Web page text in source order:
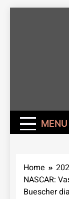
MENU
Home
NASCAR:
Buescher